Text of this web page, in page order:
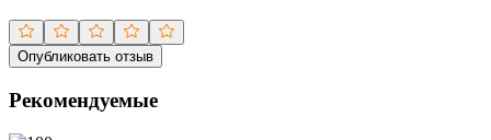
Опубликовать отзыв
Рекомендуемые